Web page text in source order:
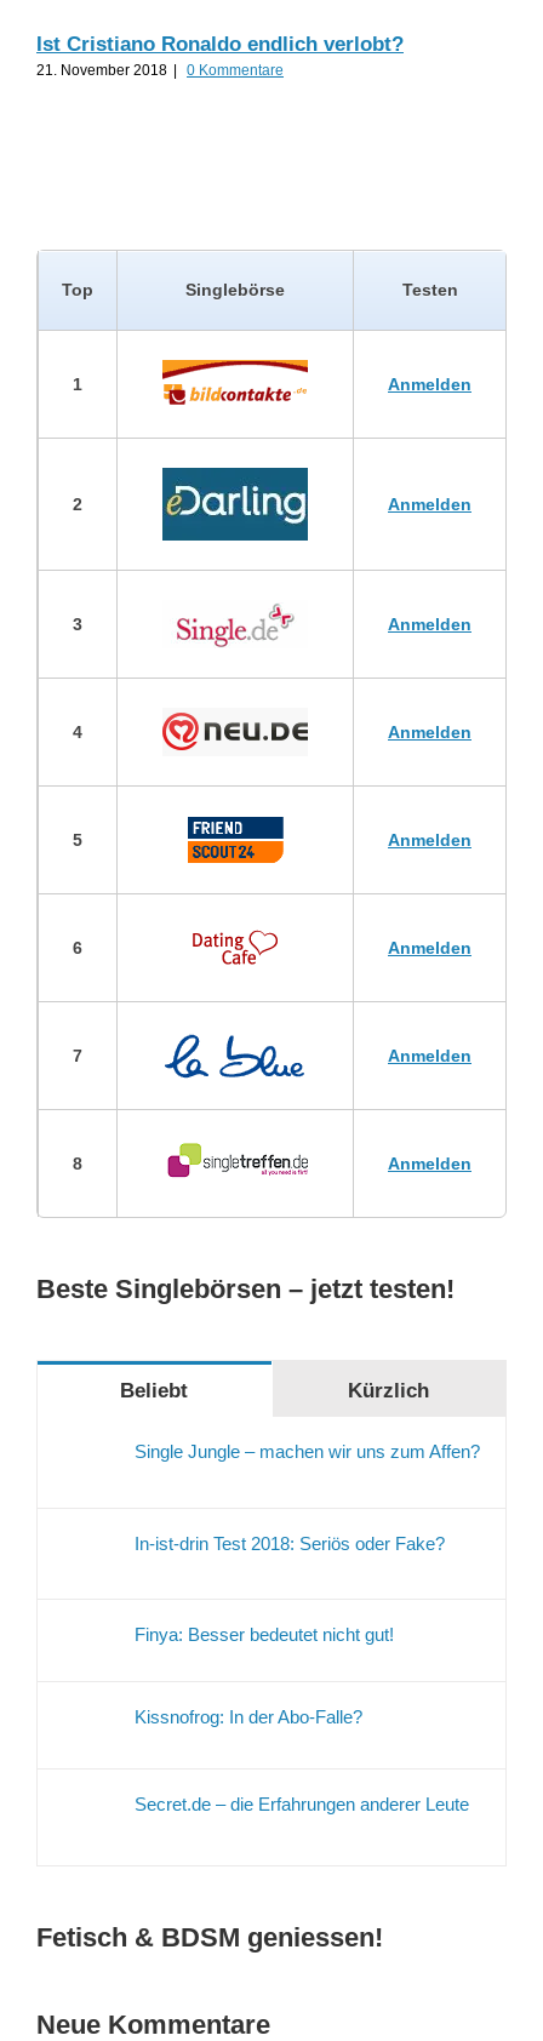
Ist Cristiano Ronaldo endlich verlobt?
21. November 2018 0 Kommentare
Top Singlebörse Testen
1 Anmelden
2 Anmelden
3 Anmelden
4 Anmelden
5 Anmelden
6 Anmelden
7 Anmelden
8 Anmelden
Beste Singlebörsen – jetzt testen!
Beliebt Kürzlich
Single Jungle – machen wir uns zum Affen?
In-ist-drin Test 2018: Seriös oder Fake?
Finya: Besser bedeutet nicht gut!
Kissnofrog: In der Abo-Falle?
Secret.de – die Erfahrungen anderer Leute
Fetisch & BDSM geniessen!
Neue Kommentare